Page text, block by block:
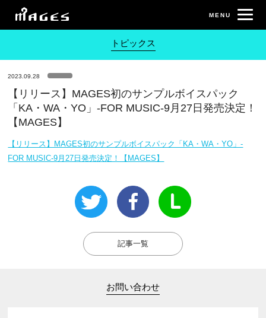
トピックス
2023.09.28
【リリース】MAGES初のサンプルボイスパック
「KA・WA・YO」-FOR MUSIC-9月27日発売決定！
【MAGES】
【リリース】MAGES初のサンプルボイスパック「KA・WA・YO」-
FOR MUSIC-9月27日発売決定！【MAGES】
記事一覧
お問い合わせ